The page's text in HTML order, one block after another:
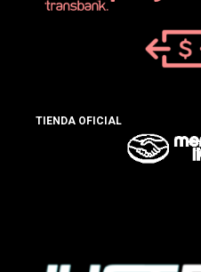
TIENDA OFICIAL